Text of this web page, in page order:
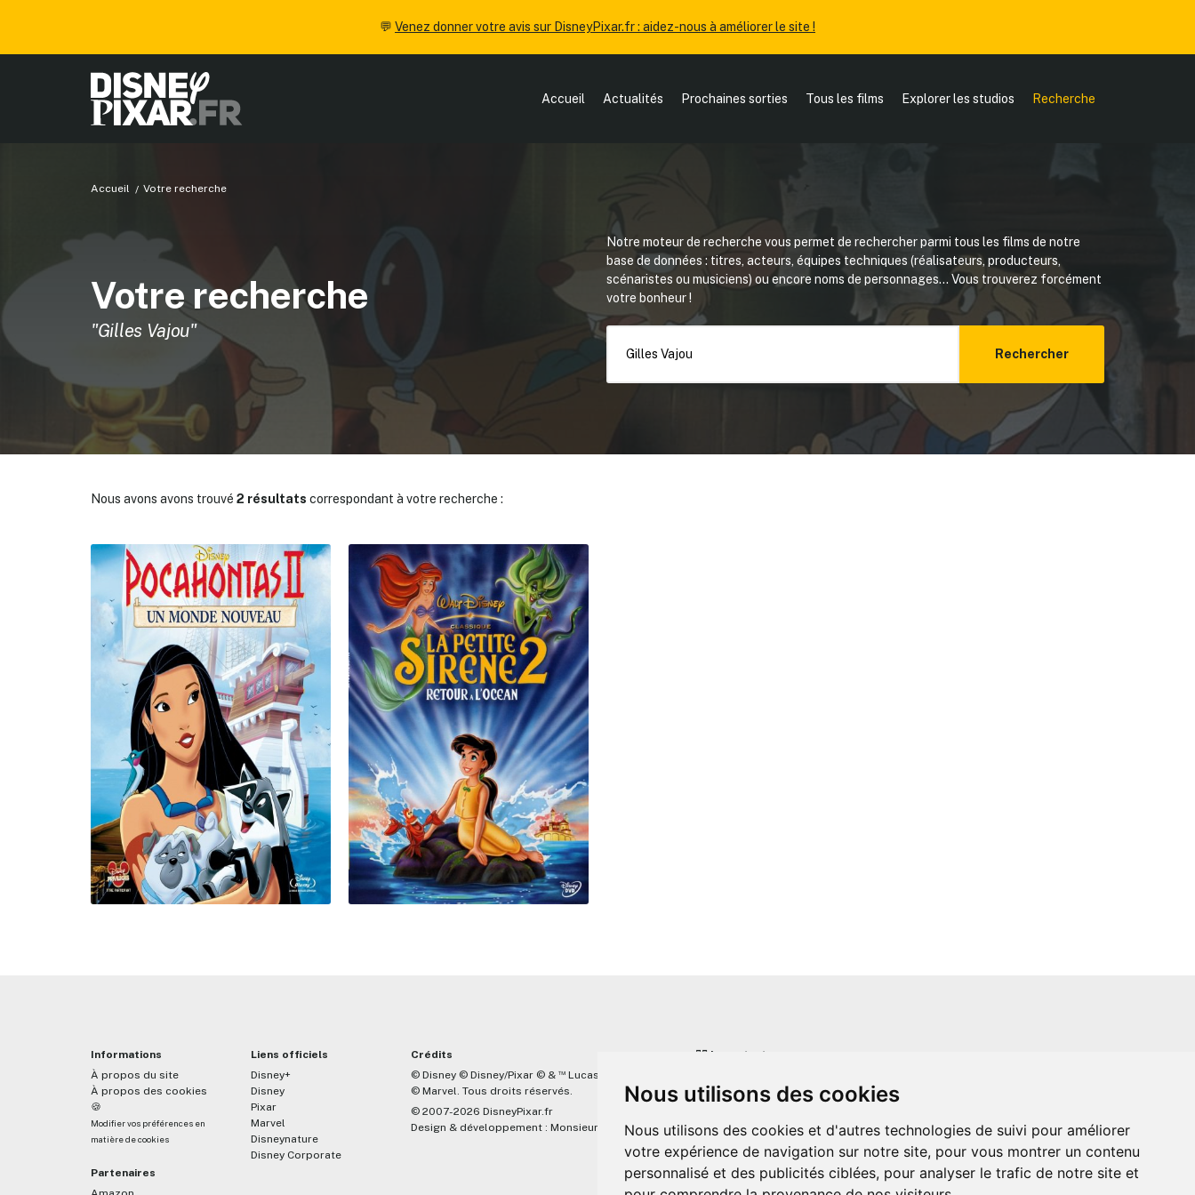
Nous utilisons des cookies
Nous utilisons des cookies et d'autres technologies de suivi pour améliorer
votre expérience de navigation sur notre site, pour vous montrer un contenu
personnalisé et des publicités ciblées, pour analyser le trafic de notre site et
💬 Venez donner votre avis sur DisneyPixar.fr : aidez-nous à améliorer le site !
Accueil Actualités Prochaines sorties Tous les films Explorer les studios Recherche
Accueil Votre recherche
Votre recherche
"Gilles Vajou"
Notre moteur de recherche vous permet de rechercher parmi tous les films de notre
base de données : titres, acteurs, équipes techniques (réalisateurs, producteurs,
scénaristes ou musiciens) ou encore noms de personnages... Vous trouverez forcément
votre bonheur !
Rechercher
Nous avons avons trouvé 2 résultats correspondant à votre recherche :
Informations
À propos du site
À propos des cookies
🍪
Modifier vos préférences en
matière de cookies
Partenaires
Liens officiels
Disney+
Disney
Pixar
Marvel
Disneynature
Disney Corporate
Crédits
© Disney © Disney/Pixar © & ™ Lucasfilm LTD
© Marvel. Tous droits réservés.
© 2007-2026 DisneyPixar.fr
Design & développement : MonsieurPaul
☝🏼 Important
lié de quelque manière que ce soit avec The Walt Disney
associés. Toute demande adressée aux studios Disney ou
Pixar sera ignorée. Merci de votre compréhension.
✕